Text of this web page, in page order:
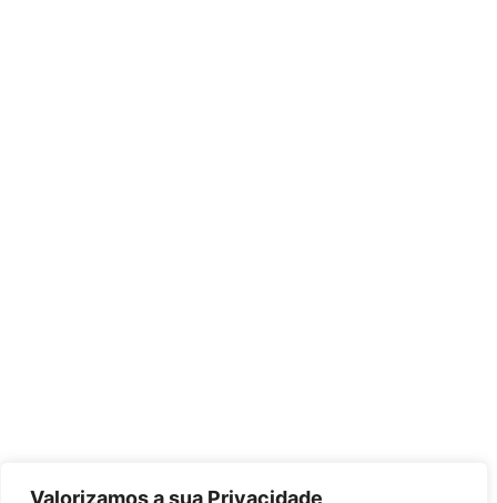
Valorizamos a sua Privacidade